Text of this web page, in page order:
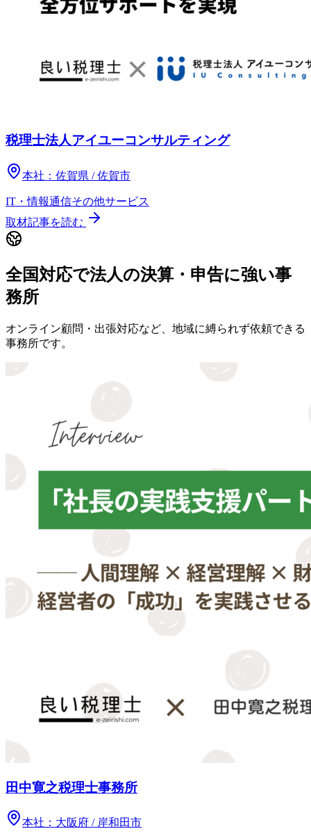
税理士法人アイユーコンサルティング
本社： 佐賀県 / 佐賀市
IT・情報通信その他サービス
取材記事を読む
全国対応で法人の決算・申告に強い事
務所
オンライン顧問・出張対応など、地域に縛られず依頼できる
事務所です。
田中寛之税理士事務所
本社： 大阪府 / 岸和田市